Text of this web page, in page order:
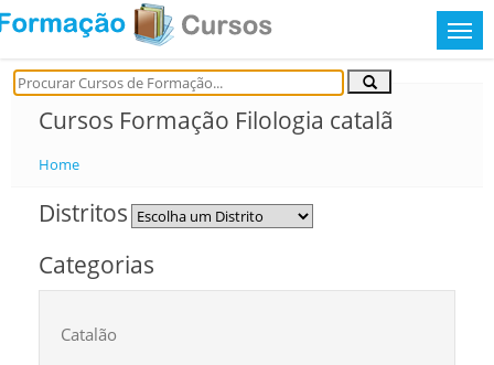
Cursos Formação Filologia catalã
Home
Distritos
Categorias
Catalão